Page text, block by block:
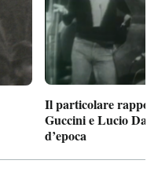
Il particolare
Guccini e Lucio
d’epoca